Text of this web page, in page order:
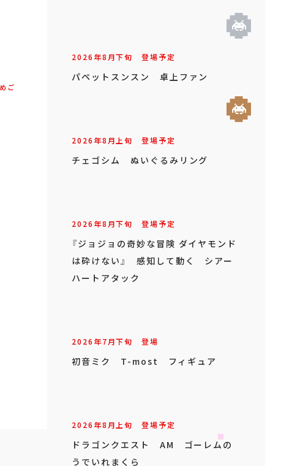
ご
パペットスンスン 卓上ファン
ハートアタック